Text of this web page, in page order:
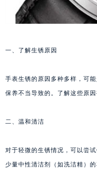
一、了解生锈原因
手表生锈的原因多种多样，可
保养不当导致的。了解这些原
二、温和清洁
对于轻微的生锈情况，可以尝
少量中性清洁剂（如洗洁精）